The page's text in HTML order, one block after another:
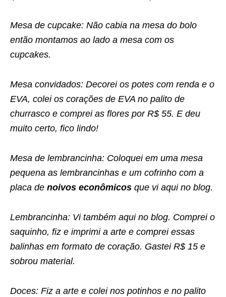
Mesa de cupcake: Não cabia na mesa do bolo
então montamos ao lado a mesa com os
cupcakes.
Mesa convidados: Decorei os potes com renda e o
EVA, colei os corações de EVA no palito de
churrasco e comprei as flores por R$ 55. E deu
muito certo, fico lindo!
Mesa de lembrancinha: Coloquei em uma mesa
pequena as lembrancinhas e um cofrinho com a
placa de noivos econômicos que vi aqui no blog.
Lembrancinha: Vi também aqui no blog. Comprei o
saquinho, fiz e imprimi a arte e comprei essas
balinhas em formato de coração. Gastei R$ 15 e
sobrou material.
Doces: Fiz a arte e colei nos potinhos e no palito